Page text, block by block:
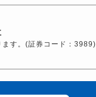
ます。(証券コード：3989)